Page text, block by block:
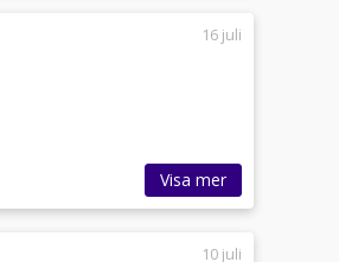
16 juli
Visa mer
10 juli